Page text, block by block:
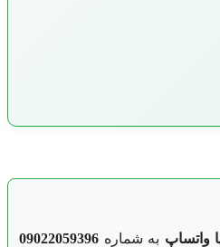
واتساپ به شماره 09022059396